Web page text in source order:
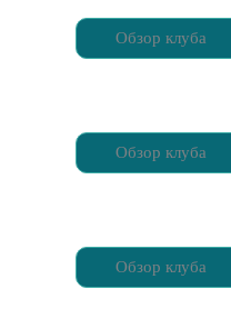
Обзор клуба
Обзор клуба
Обзор клуба